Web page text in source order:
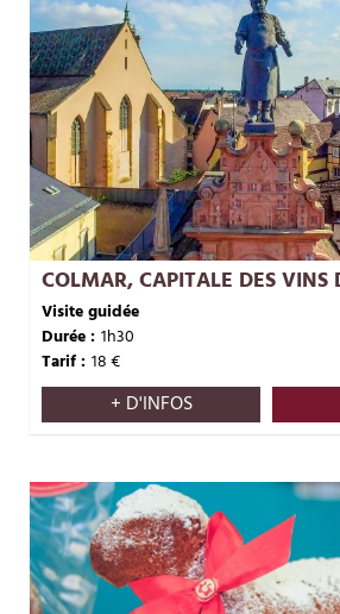
COLMAR, CAPITALE DES VINS
Visite guidée
Durée : 1h30
Tarif : 18€
+ D'INFOS